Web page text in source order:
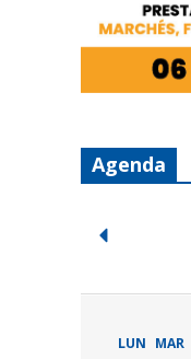
Agenda
LUN MAR